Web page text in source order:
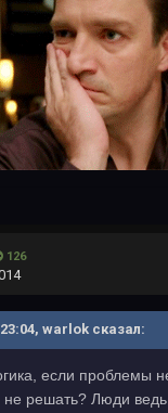
126
warlok сказал:
если проблемы
не решать? Люди